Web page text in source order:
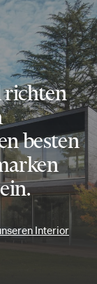
richten
besten
Interior